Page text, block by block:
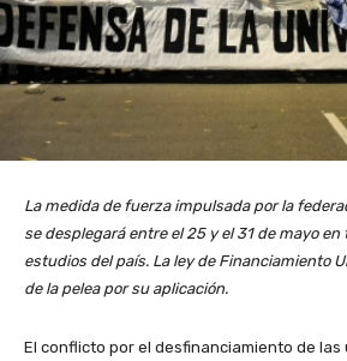
La medida de fuerza impulsada por la
se desplegará entre el 25 y el 31 de mayo
estudios del país. La ley de Financiamiento
de la pelea por su aplicación.
El conflicto por el desfinanciamiento de las